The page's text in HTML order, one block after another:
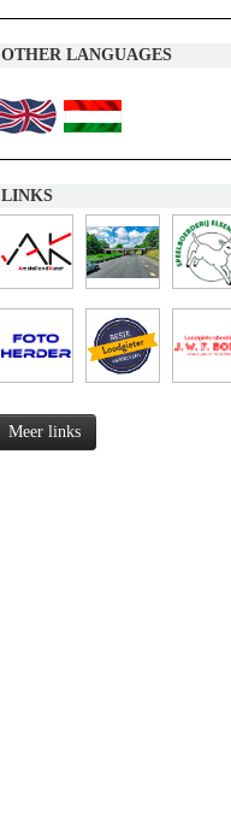
OTHER LANGUAGES
LINKS
Meer links